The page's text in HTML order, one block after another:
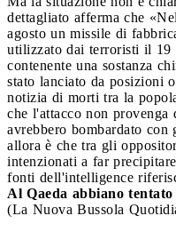
dettagliato afferma che
agosto un missile di
utilizzato dai terroristi il 19
contenente una sostanza
stato lanciato da posizioni
notizia di morti tra la
che l'attacco non provenga
avrebbero bombardato
allora è che tra gli
intenzionati a far
fonti dell'intelligence
Al Qaeda abbiano
(La Nuova Bussola